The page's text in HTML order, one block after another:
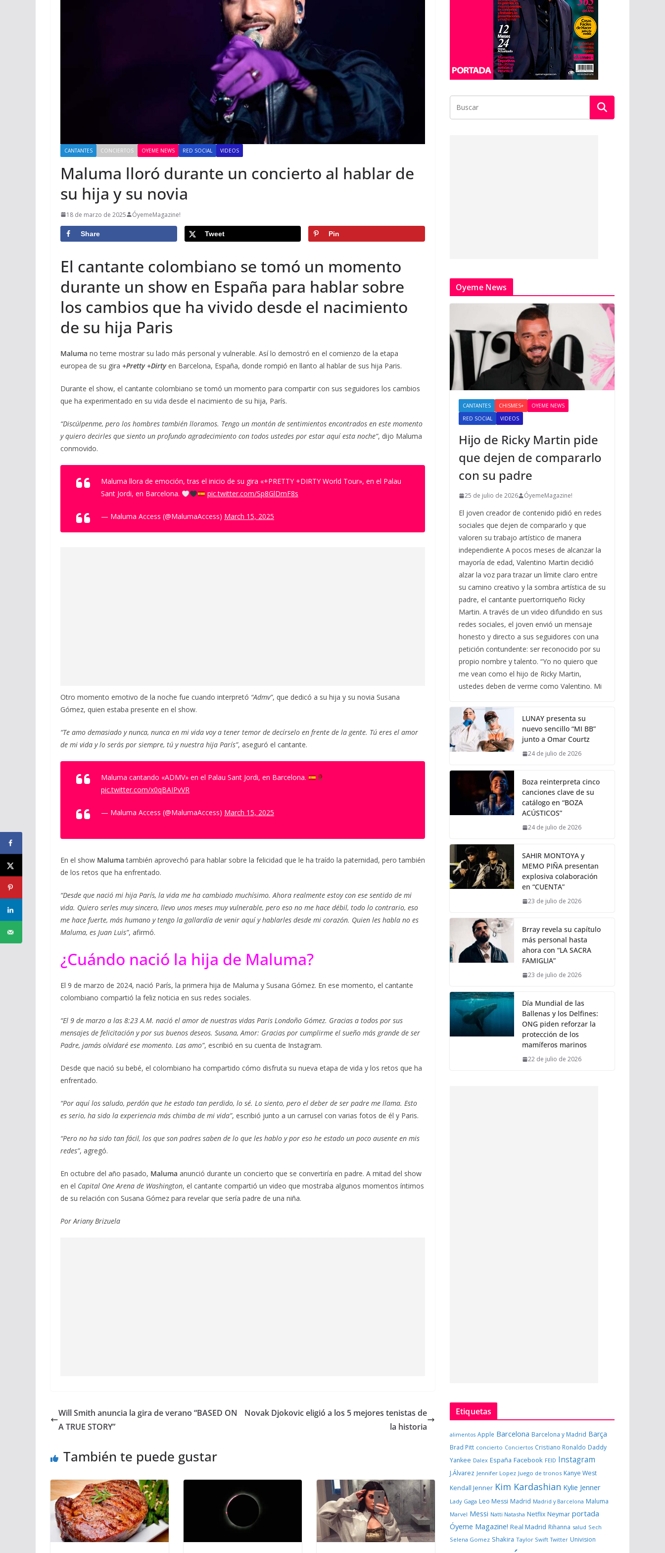
CANTANTES CONCIERTOS OYEME NEWS RED SOCIAL VIDEOS
Maluma lloró durante un concierto al hablar de
su hija y su novia
18 de marzo de 2025 ÓyemeMagazine!
Share Tweet Pin
El cantante colombiano se tomó un momento
durante un show en España para hablar sobre
los cambios que ha vivido desde el nacimiento
de su hija Paris
Maluma no teme mostrar su lado más personal y vulnerable. Así lo demostró en el comienzo de la etapa
europea de su gira +Pretty +Dirtyen Barcelona, España, donde rompió en llanto al hablar de sus hija Paris.
Durante el show, el cantante colombiano se tomó un momento para compartir con sus seguidores los cambios
que ha experimentado en su vida desde el nacimiento de su hija, París.
“Discúlpenme, pero los hombres también lloramos. Tengo un montón de sentimientos encontrados en este momento
y quiero decirles que siento un profundo agradecimiento con todos ustedes por estar aquí esta noche”, dijo Maluma
conmovido.
Maluma llora de emoción, tras el inicio de su gira «+PRETTY +DIRTY World Tour», en el Palau
Sant Jordi, en Barcelona.
pic.twitter.com/Sp8GlDmF8s
— Maluma Access (@MalumaAccess) March 15, 2025
Otro momento emotivo de la noche fue cuando interpretó “Admv”, que dedicó a su hija y su novia Susana
Gómez, quien estaba presente en el show.
“Te amo demasiado y nunca, nunca en mi vida voy a tener temor de decírselo en frente de la gente. Tú eres el amor
de mi vida y lo serás por siempre, tú y nuestra hija París”, aseguró el cantante.
Maluma cantando «ADMV» en el Palau Sant Jordi, en Barcelona.
pic.twitter.com/x0qBAIPvVR
— Maluma Access (@MalumaAccess) March 15, 2025
En el show Maluma también aprovechó para hablar sobre la felicidad que le ha traído la paternidad, pero también
de los retos que ha enfrentado.
“Desde que nació mi hija París, la vida me ha cambiado muchísimo. Ahora realmente estoy con ese sentido de mi
vida. Quiero serles muy sincero, llevo unos meses muy vulnerable, pero eso no me hace débil, todo lo contrario, eso
me hace fuerte, más humano y tengo la gallardía de venir aquí y hablarles desde mi corazón. Quien les habla no es
Maluma, es Juan Luis”, afirmó.
¿Cuándo nació la hija de Maluma?
El 9 de marzo de 2024, nació París, la primera hija de Maluma y Susana Gómez. En ese momento, el cantante
colombiano compartió la feliz noticia en sus redes sociales.
“El 9 de marzo a las 8:23 A.M. nació el amor de nuestras vidas Paris Londoño Gómez. Gracias a todos por sus
mensajes de felicitación y por sus buenos deseos. Susana, Amor: Gracias por cumplirme el sueño más grande de ser
Padre, jamás olvidaré ese momento. Las amo”, escribió en su cuenta de Instagram.
Desde que nació su bebé, el colombiano ha compartido cómo disfruta su nueva etapa de vida y los retos que ha
enfrentado.
“Por aquí los saludo, perdón que he estado tan perdido, lo sé. Lo siento, pero el deber de ser padre me llama. Esto
es serio, ha sido la experiencia más chimba de mi vida”, escribió junto a un carrusel con varias fotos de él y Paris.
“Pero no ha sido tan fácil, los que son padres saben de lo que les hablo y por eso he estado un poco ausente en mis
redes”, agregó.
En octubre del año pasado, Maluma anunció durante un concierto que se convertiría en padre. A mitad del show
en el Capital One Arena de Washington, el cantante compartió un video que mostraba algunos momentos íntimos
de su relación con Susana Gómez para revelar que sería padre de una niña.
Por Ariany Brizuela
Will Smith anuncia la gira de verano “BASED ON
A TRUE STORY”
Novak Djokovic eligió a los 5 mejores tenistas de
la historia
También te puede gustar
Oyeme News
CANTANTES CHISMES+
OYEME NEWS
RED SOCIAL
VIDEOS
Hijo de Ricky Martin pide
que dejen de compararlo
con su padre
25 de julio de 2026 ÓyemeMagazine!
El joven creador de contenido pidió en redes
sociales que dejen de compararlo y que
valoren su trabajo artístico de manera
independiente A pocos meses de alcanzar la
mayoría de edad, Valentino Martin decidió
alzar la voz para trazar un límite claro entre
su camino creativo y la sombra artística de su
padre, el cantante puertorriqueño Ricky
Martin. A través de un video difundido en sus
redes sociales, el joven envió un mensaje
honesto y directo a sus seguidores con una
petición contundente: ser reconocido por su
propio nombre y talento. “Yo no quiero que
me vean como el hijo de Ricky Martin,
ustedes deben de verme como Valentino. Mi
LUNAY presenta su
nuevo sencillo “MI BB”
junto a Omar Courtz
24 de julio de 2026
Boza reinterpreta cinco
canciones clave de su
catálogo en “BOZA
ACÚSTICOS”
24 de julio de 2026
SAHIR MONTOYA y
MEMO PIÑA presentan
explosiva colaboración
en “CUENTA”
23 de julio de 2026
Brray revela su capítulo
más personal hasta
ahora con “LA SACRA
FAMIGLIA”
23 de julio de 2026
Día Mundial de las
Ballenas y los Delfines:
ONG piden reforzar la
protección de los
mamíferos marinos
22 de julio de 2026
Etiquetas
alimentos Apple Barcelona Barcelona y Madrid Barça
Brad Pitt concierto Conciertos Cristiano Ronaldo Daddy
Yankee Dalex España Facebook FEID Instagram
J.Álvarez Jennifer Lopez Juego de tronos Kanye West
Kendall Jenner Kim Kardashian Kylie Jenner
Lady Gaga Leo Messi Madrid Madrid y Barcelona Maluma
Marvel Messi Natti Natasha Netflix Neymar portada
Óyeme Magazine! Real Madrid Rihanna salud Sech
Selena Gomez Shakira Taylor Swift Twitter Univision